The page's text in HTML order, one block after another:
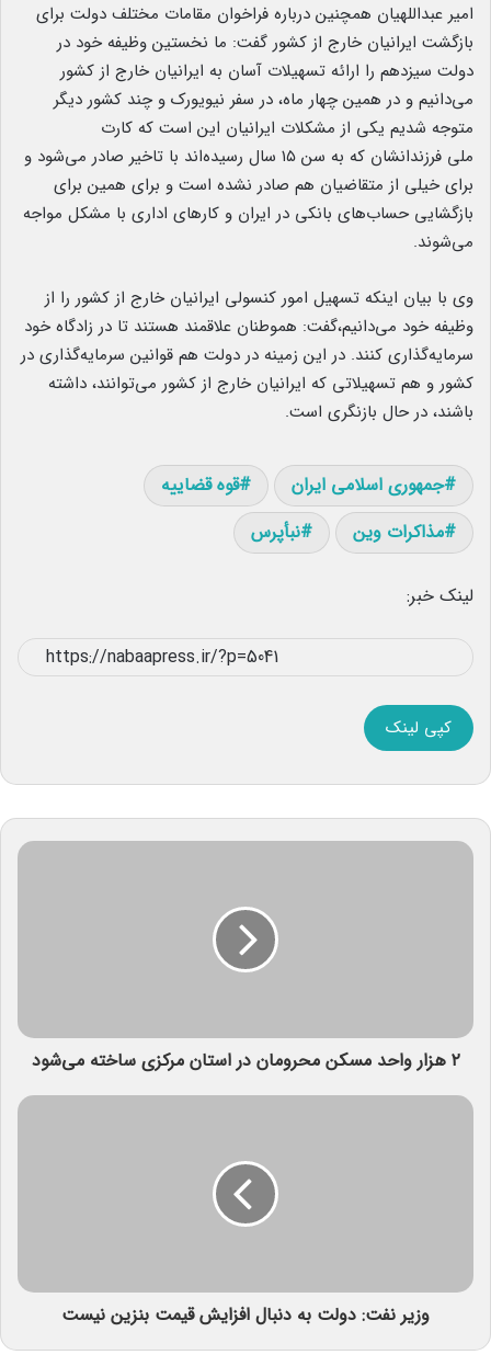
امیر عبداللهیان همچنین درباره فراخوان مقامات مختلف دولت برای
بازگشت ایرانیان خارج از کشور گفت: ما نخستین وظیفه خود در
دولت سیزدهم را ارائه تسهیلات آسان به ایرانیان خارج از کشور
می‌دانیم و در همین چهار ماه، در سفر نیویورک و چند کشور دیگر
متوجه شدیم یکی از مشکلات ایرانیان این است که کارت
ملی فرزندانشان که به سن ۱۵ سال رسیده‌اند با تاخیر صادر می‌شود و
برای خیلی از متقاضیان هم صادر نشده است و برای همین برای
بازگشایی حساب‌های بانکی در ایران و کارهای اداری با مشکل مواجه
می‌شوند.
وی با بیان اینکه تسهیل امور کنسولی ایرانیان خارج از کشور را از
وظیفه خود می‌دانیم،گفت: هموطنان علاقمند هستند تا در زادگاه خود
سرمایه‌گذاری کنند. در این زمینه در دولت هم قوانین سرمایه‌گذاری در
کشور و هم تسهیلاتی که ایرانیان خارج از کشور می‌توانند، داشته
باشند، در حال بازنگری است.
جمهوری اسلامی ایران
قوه قضاییه
مذاکرات وین
نبأپرس
لینک خبر:
کپی لینک
۲ هزار واحد مسکن محرومان در استان مرکزی ساخته می‌شود
وزیر نفت: دولت به دنبال افزایش قیمت بنزین نیست